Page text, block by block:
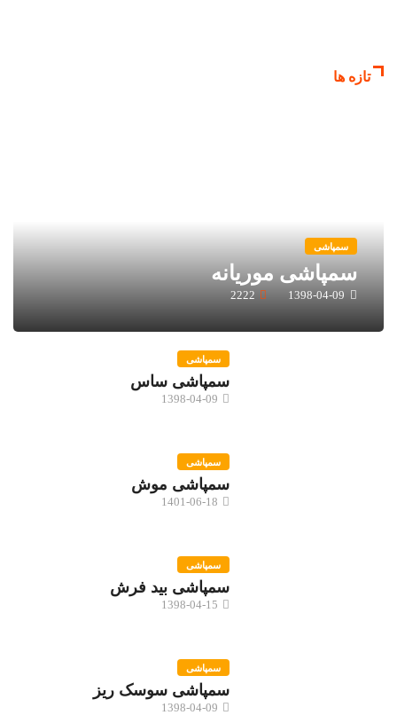
تازه ها
سمپاشی
سمپاشی موریانه
1398-04-09
2222
سمپاشی
سمپاشی ساس
سمپاشی
سمپاشی موش
سمپاشی
سمپاشی بید فرش
سمپاشی
سمپاشی سوسک ریز